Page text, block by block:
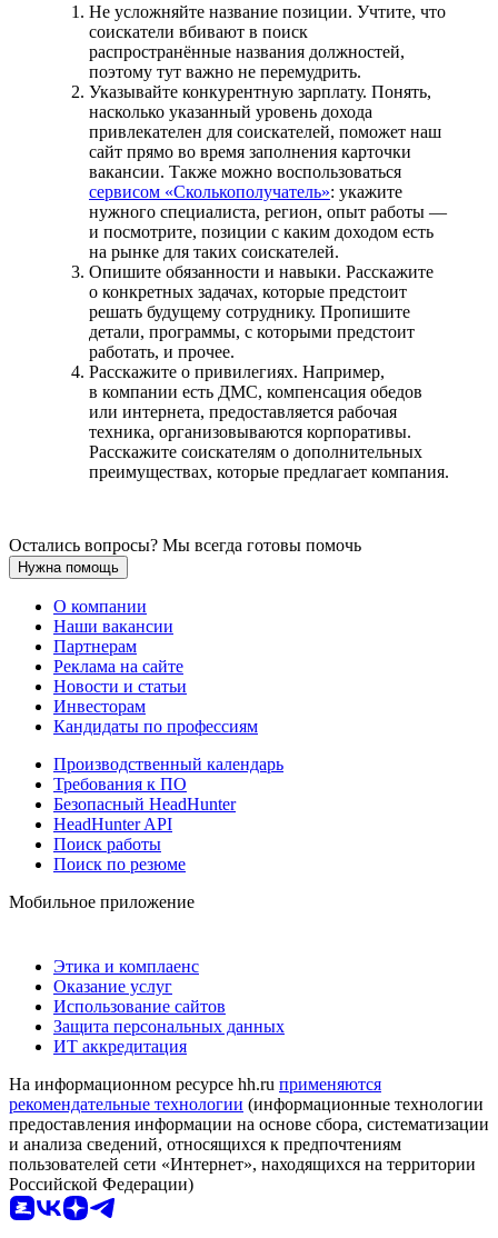
Не усложняйте название позиции. Учтите, что
соискатели вбивают в поиск
распространённые названия должностей,
поэтому тут важно не перемудрить.
Указывайте конкурентную зарплату. Понять,
насколько указанный уровень дохода
привлекателен для соискателей, поможет наш
сайт прямо во время заполнения карточки
вакансии. Также можно воспользоваться
сервисом «Сколькополучатель»: укажите
нужного специалиста, регион, опыт работы —
и посмотрите, позиции с каким доходом есть
на рынке для таких соискателей.
Опишите обязанности и навыки. Расскажите
о конкретных задачах, которые предстоит
решать будущему сотруднику. Пропишите
детали, программы, с которыми предстоит
работать, и прочее.
Расскажите о привилегиях. Например,
в компании есть ДМС, компенсация обедов
или интернета, предоставляется рабочая
техника, организовываются корпоративы.
Расскажите соискателям о дополнительных
преимуществах, которые предлагает компания.
Остались вопросы? Мы всегда готовы помочь
Нужна помощь
О компании
Наши вакансии
Партнерам
Реклама на сайте
Новости и статьи
Инвесторам
Кандидаты по профессиям
Производственный календарь
Требования к ПО
Безопасный HeadHunter
HeadHunter API
Поиск работы
Поиск по резюме
Мобильное приложение
Этика и комплаенс
Оказание услуг
Использование сайтов
Защита персональных данных
ИТ аккредитация
На информационном ресурсе hh.ru применяются
рекомендательные технологии (информационные технологии
предоставления информации на основе сбора, систематизации
и анализа сведений, относящихся к предпочтениям
пользователей сети «Интернет», находящихся на территории
Российской Федерации)